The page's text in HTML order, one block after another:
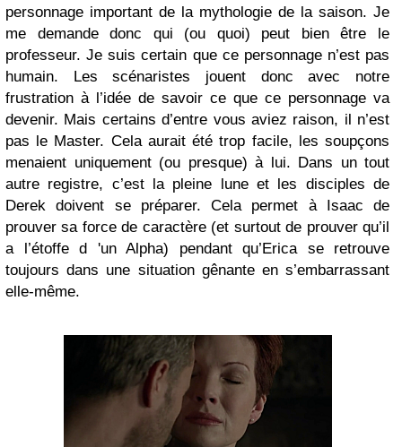
personnage important de la mythologie de la saison. Je
me demande donc qui (ou quoi) peut bien être le
professeur. Je suis certain que ce personnage n’est pas
humain. Les scénaristes jouent donc avec notre
frustration à l’idée de savoir ce que ce personnage va
devenir. Mais certains d’entre vous aviez raison, il n’est
pas le Master. Cela aurait été trop facile, les soupçons
menaient uniquement (ou presque) à lui. Dans un tout
autre registre, c’est la pleine lune et les disciples de
Derek doivent se préparer. Cela permet à Isaac de
prouver sa force de caractère (et surtout de prouver qu’il
a l’étoffe d 'un Alpha) pendant qu’Erica se retrouve
toujours dans une situation gênante en s’embarrassant
elle-même.